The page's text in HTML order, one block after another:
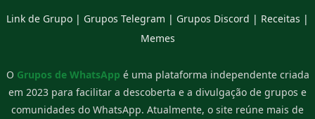
Link de Grupo | Grupos Telegram | Grupos Discord | Receitas |
Memes
O Grupos de WhatsApp é uma plataforma independente criada
em 2023 para facilitar a descoberta e a divulgação de grupos e
comunidades do WhatsApp. Atualmente, o site reúne mais de